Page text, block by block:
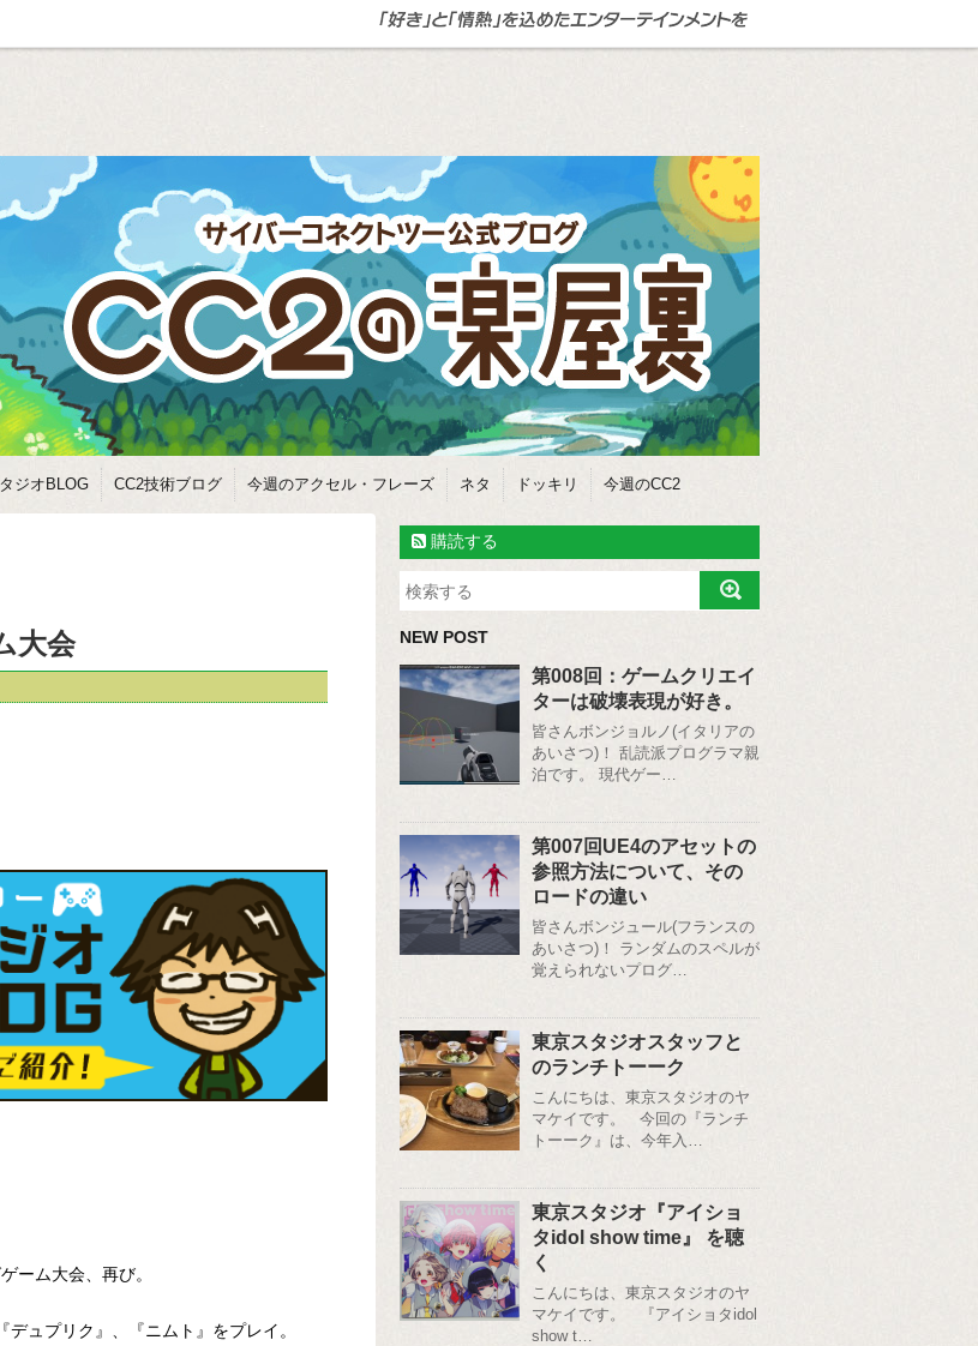
ジオBLOG CC2技術ブログ 今週のアクセル・フレーズ ネタ ドッキリ 今週のCC2
大会
ーム大会、再び。
ュプリク』、『ニムト』をプレイ。
購読する
NEW POST
第008回：ゲームクリエイ
ターは破壊表現が好き。
皆さんボンジョルノ(イタリアの
あいさつ)！ 乱読派プログラマ親
泊です。 現代ゲー…
第007回UE4のアセットの
参照方法について、その
ロードの違い
皆さんボンジュール(フランスの
あいさつ)！ ランダムのスペルが
覚えられないプログ…
東京スタジオスタッフと
のランチトーーク
こんにちは、東京スタジオのヤ
マケイです。 今回の『ランチ
トーーク』は、今年入…
東京スタジオ『アイショ
タidol show time』 を聴
く
こんにちは、東京スタジオのヤ
マケイです。 『アイショタidol
show t…